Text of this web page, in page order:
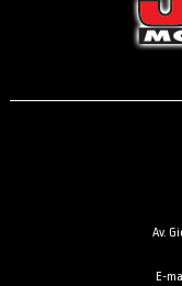
Av.
E-